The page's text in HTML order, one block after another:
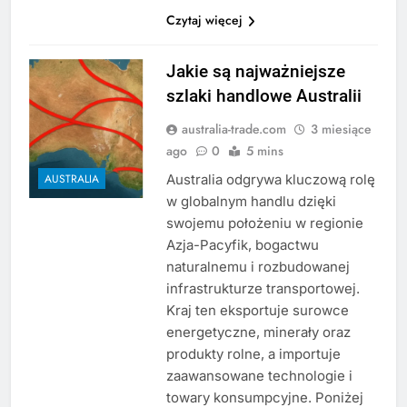
Czytaj więcej
AUSTRALIA
Jakie są najważniejsze
szlaki handlowe Australii
australia-trade.com
3 miesiące
ago
0 5 mins
Australia odgrywa kluczową rolę
w globalnym handlu dzięki
swojemu położeniu w regionie
Azja-Pacyfik, bogactwu
naturalnemu i rozbudowanej
infrastrukturze transportowej.
Kraj ten eksportuje surowce
energetyczne, minerały oraz
produkty rolne, a importuje
zaawansowane technologie i
towary konsumpcyjne. Poniżej